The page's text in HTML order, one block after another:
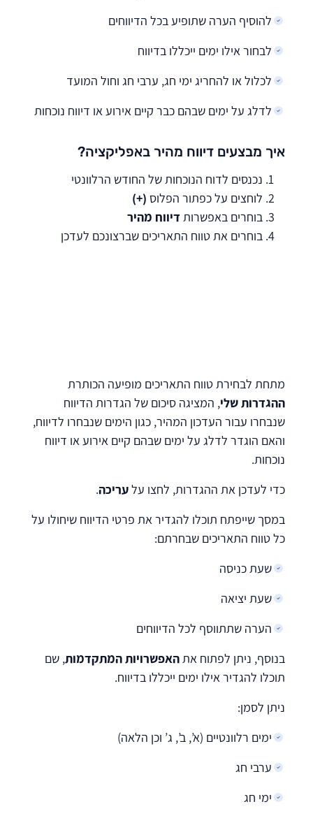
להוסיף הערה שתופיע בכל הדיווחים
לבחור אילו ימים ייכללו בדיווח
לכלול או להחריג ימי חג, ערבי חג וחול המועד
לדלג על ימים שבהם כבר קיים אירוע או דיווח נוכחות
איך מבצעים דיווח מהיר באפליקציה?
נכנסים לדוח הנוכחות של החודש הרלוונטי
לוחצים על כפתור הפלוס (+)
בוחרים באפשרות דיווח מהיר
בוחרים את טווח התאריכים שברצונכם לעדכן
מתחת לבחירת טווח התאריכים מופיעה הכותרת
ההגדרות שלי, המציגה סיכום של הגדרות הדיווח
שנבחרו עבור העדכון המהיר, כגון הימים שנבחרו לדיווח,
והאם הוגדר לדלג על ימים שבהם קיים אירוע או דיווח
נוכחות.
כדי לעדכן את ההגדרות, לחצו עלעריכה.
במסך שייפתח תוכלו להגדיר את פרטי הדיווח שיחולו על
כל טווח התאריכים שבחרתם:
שעת כניסה
שעת יציאה
הערה שתתווסף לכל הדיווחים
בנוסף, ניתן לפתוח אתהאפשרויות המתקדמות, שם
תוכלו להגדיר אילו ימים ייכללו בדיווח.
ניתן לסמן:
ימים רלוונטיים (א’, ב’, ג’ וכן הלאה)
ערבי חג
ימי חג